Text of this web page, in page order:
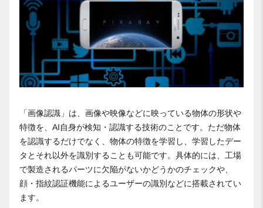
「画像認識」は、画像や映像などに映っている物体の形状や
特徴を、AI自身が検知・認識する技術のことです。ただ物体
を認識するだけでなく、物体の特徴を学習し、学習したデー
タとそれ以外を識別することも可能です。具体的には、工場
で製造されるパーツに欠陥がないかどうかのチェックや、
顔・指紋認証機能によるユーザーの識別などに搭載されてい
ます。